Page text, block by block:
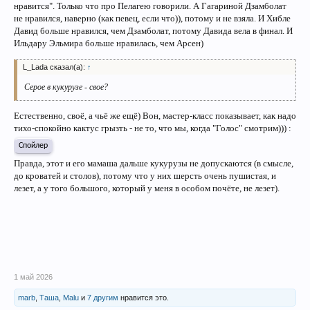
нравится". Только что про Пелагею говорили. А Гагариной Дзамболат
не нравился, наверно (как певец, если что)), потому и не взяла. И Хибле
Давид больше нравился, чем Дзамболат, потому Давида вела в финал. И
Ильдару Эльмира больше нравилась, чем Арсен)
L_Lada сказал(а): ↑
Серое в кукурузе - свое?
Естественно, своё, а чьё же ещё) Вон, мастер-класс показывает, как надо
тихо-спокойно кактус грызть - не то, что мы, когда "Голос" смотрим))) :
Спойлер
Правда, этот и его мамаша дальше кукурузы не допускаются (в смысле,
до кроватей и столов), потому что у них шерсть очень пушистая, и
лезет, а у того большого, который у меня в особом почёте, не лезет).
1 май 2026
marb Таша Malu и 7 другим нравится это.